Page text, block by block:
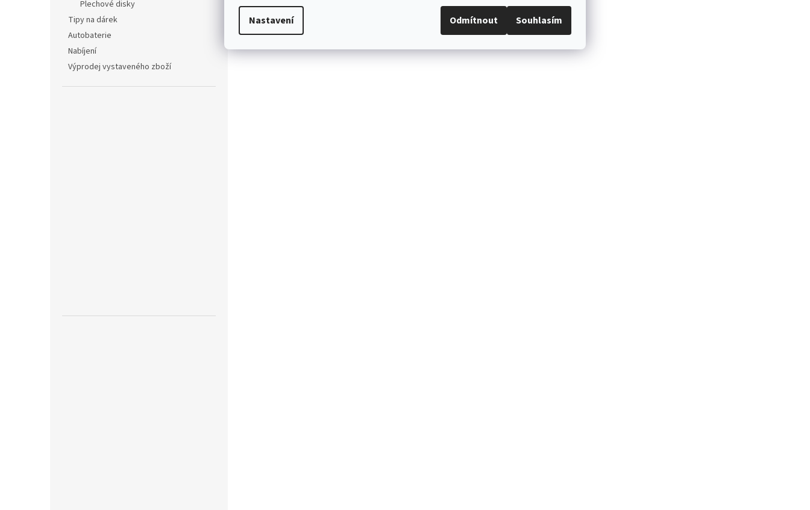
Nastavení Odmítnout Souhlasím
Plechové disky
Tipy na dárek
Autobaterie
Nabíjení
Výprodej vystaveného zboží